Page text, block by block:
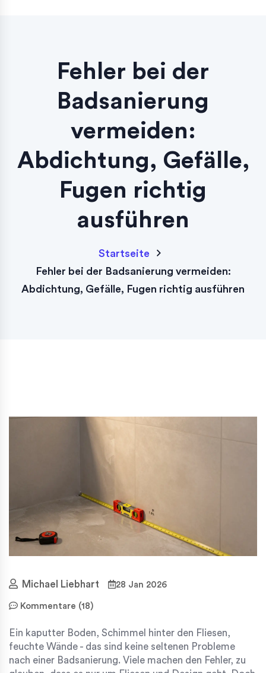
Fehler bei der
Badsanierung
vermeiden:
Abdichtung, Gefälle,
Fugen richtig
ausführen
Startseite
Fehler bei der Badsanierung vermeiden:
Abdichtung, Gefälle, Fugen richtig ausführen
Michael Liebhart 28 Jan 2026
Kommentare (18)
Ein kaputter Boden, Schimmel hinter den Fliesen,
feuchte Wände - das sind keine seltenen Probleme
nach einer Badsanierung. Viele machen den Fehler, zu